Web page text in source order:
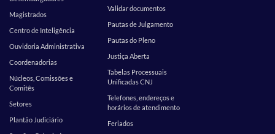
Magistrados
Centro de Inteligência
Ouvidoria Administrativa
Coordenadorias
Núcleos, Comissões e
Comitês
Setores
Plantão Judiciário
Validar documentos
Pautas de Julgamento
Pautas do Pleno
Justiça Aberta
Tabelas Processuais
Unificadas CNJ
Telefones, endereços e
horários de atendimento
Feriados